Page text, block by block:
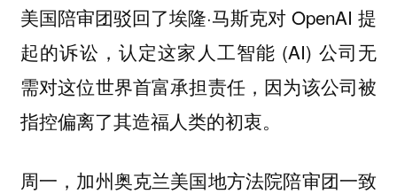
美国陪审团驳回了埃隆·马斯克对 OpenAI 提
起的诉讼，认定这家人工智能 (AI) 公司无
需对这位世界首富承担责任，因为该公司被
指控偏离了其造福人类的初衷。
周一，加州奥克兰美国地方法院陪审团一致